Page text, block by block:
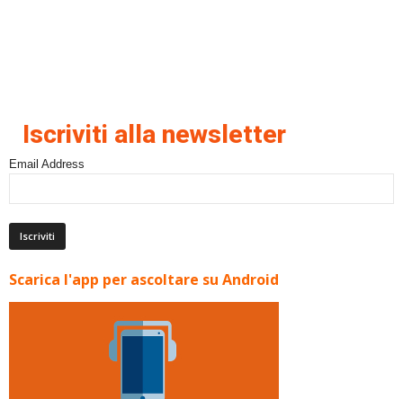
Iscriviti alla newsletter
Email Address
Scarica l'app per ascoltare su Android